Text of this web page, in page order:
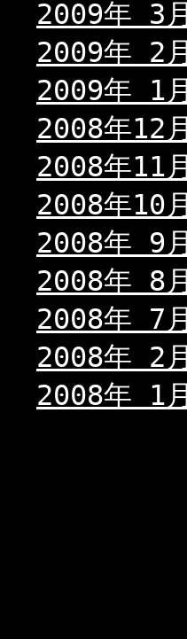
2009年 3月
2009年 2月
2009年 1月
2008年12月
2008年11月
2008年10月
2008年 9月
2008年 8月
2008年 7月
2008年 2月
2008年 1月